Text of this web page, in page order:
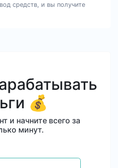
средств, и вы получите
💰
и начните всего за
минут.